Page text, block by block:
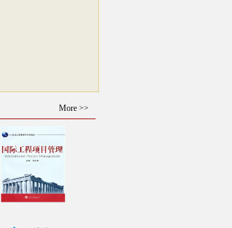
More >>